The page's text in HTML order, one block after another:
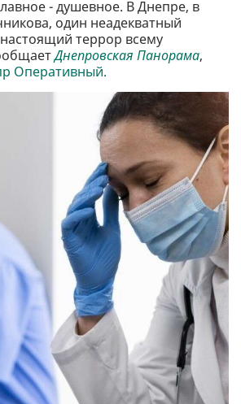
- душевное. В Днепре, в
один неадекватный
террор всему
Днепровская Панорама,
Оперативный.